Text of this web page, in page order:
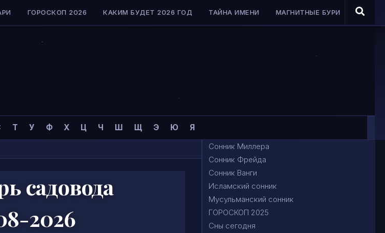
ГОРОСКОП 2026 КАКИМ БУДЕТ 2026 ГОД ТАЙНА ИМЕНИ МАГНИТНЫЕ БУРИ
Т У Ф Х Ц Ч Ш Щ Э Ю Я
садовода
2026
Сонник Миллера
Сонник Фрейда
Сонник Ванги
Исламский сонник
Мусульманский сонник
ГОРОСКОП 2025
Сны сегодня